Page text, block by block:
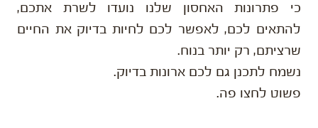
כי פתרונות האחסון שלנו נועדו לשרת אתכם,
להתאים לכם, לאפשר לכם לחיות בדיוק את החיים
שרציתם, רק יותר בנוח.
נשמח לתכנן גם לכם ארונות בדיוק.
פשוט לחצו פה.